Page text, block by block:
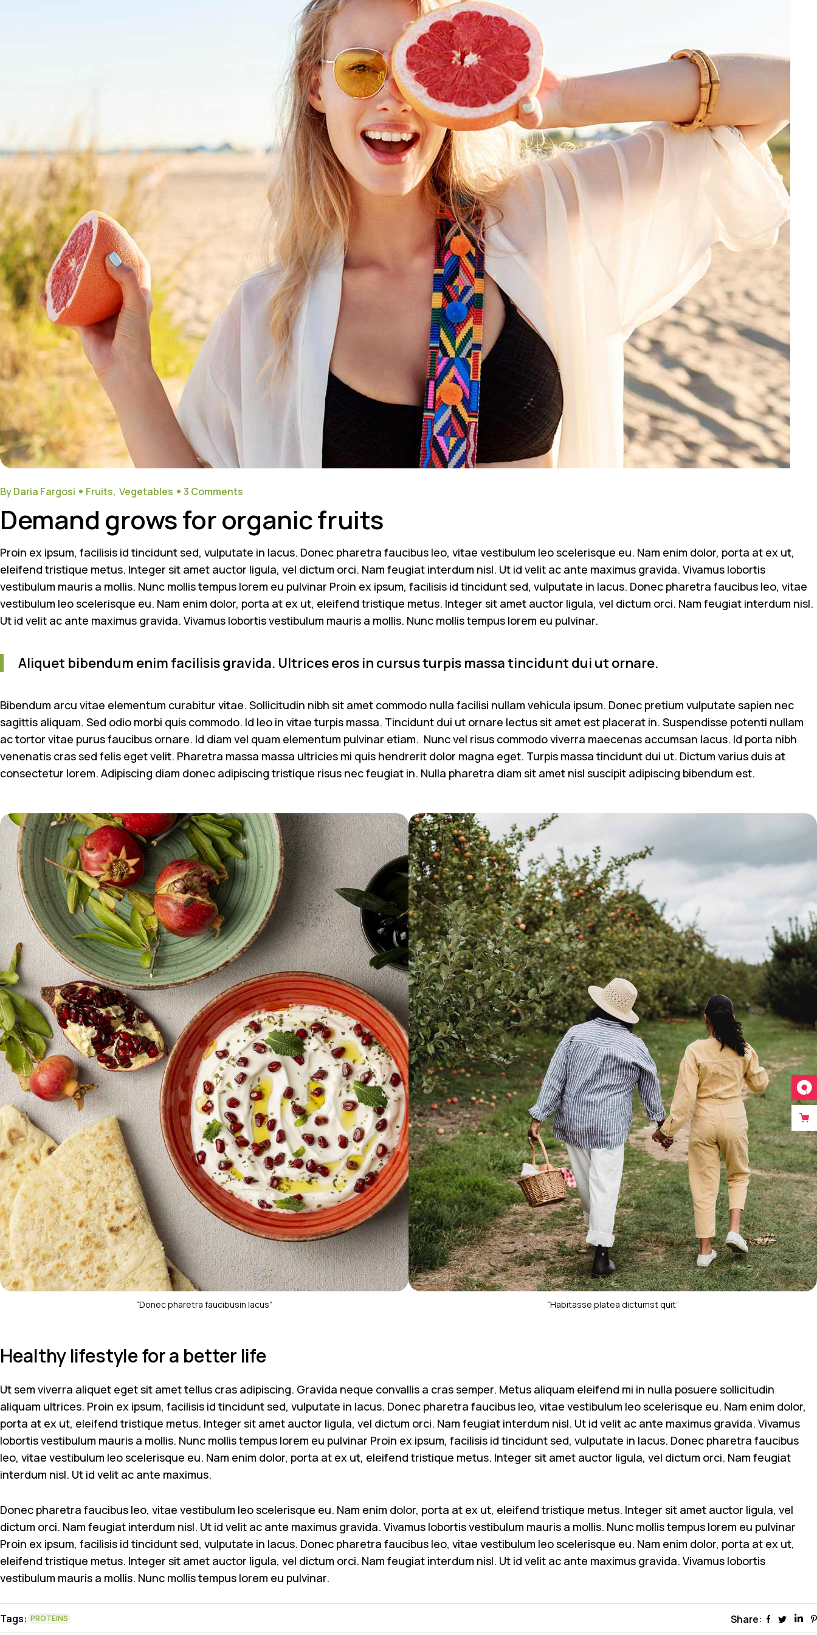
By Daria Fargosi Fruits Vegetables 3 Comments
Demand grows for organic fruits
Proin ex ipsum, facilisis id tincidunt sed, vulputate in lacus. Donec pharetra faucibus leo, vitae vestibulum leo scelerisque eu. Nam enim dolor, porta at ex ut,
eleifend tristique metus. Integer sit amet auctor ligula, vel dictum orci. Nam feugiat interdum nisl. Ut id velit ac ante maximus gravida. Vivamus lobortis
vestibulum mauris a mollis. Nunc mollis tempus lorem eu pulvinar Proin ex ipsum, facilisis id tincidunt sed, vulputate in lacus. Donec pharetra faucibus leo, vitae
vestibulum leo scelerisque eu. Nam enim dolor, porta at ex ut, eleifend tristique metus. Integer sit amet auctor ligula, vel dictum orci. Nam feugiat interdum nisl.
Ut id velit ac ante maximus gravida. Vivamus lobortis vestibulum mauris a mollis. Nunc mollis tempus lorem eu pulvinar.
Aliquet bibendum enim facilisis gravida. Ultrices eros in cursus turpis massa tincidunt dui ut ornare.
Bibendum arcu vitae elementum curabitur vitae. Sollicitudin nibh sit amet commodo nulla facilisi nullam vehicula ipsum. Donec pretium vulputate sapien nec
sagittis aliquam. Sed odio morbi quis commodo. Id leo in vitae turpis massa. Tincidunt dui ut ornare lectus sit amet est placerat in. Suspendisse potenti nullam
ac tortor vitae purus faucibus ornare. Id diam vel quam elementum pulvinar etiam. Nunc vel risus commodo viverra maecenas accumsan lacus. Id porta nibh
venenatis cras sed felis eget velit. Pharetra massa massa ultricies mi quis hendrerit dolor magna eget. Turpis massa tincidunt dui ut. Dictum varius duis at
consectetur lorem. Adipiscing diam donec adipiscing tristique risus nec feugiat in. Nulla pharetra diam sit amet nisl suscipit adipiscing bibendum est.
“Donec pharetra faucibusin lacus” “Habitasse platea dictumst quit”
Healthy lifestyle for a better life
Ut sem viverra aliquet eget sit amet tellus cras adipiscing. Gravida neque convallis a cras semper. Metus aliquam eleifend mi in nulla posuere sollicitudin
aliquam ultrices. Proin ex ipsum, facilisis id tincidunt sed, vulputate in lacus. Donec pharetra faucibus leo, vitae vestibulum leo scelerisque eu. Nam enim dolor,
porta at ex ut, eleifend tristique metus. Integer sit amet auctor ligula, vel dictum orci. Nam feugiat interdum nisl. Ut id velit ac ante maximus gravida. Vivamus
lobortis vestibulum mauris a mollis. Nunc mollis tempus lorem eu pulvinar Proin ex ipsum, facilisis id tincidunt sed, vulputate in lacus. Donec pharetra faucibus
leo, vitae vestibulum leo scelerisque eu. Nam enim dolor, porta at ex ut, eleifend tristique metus. Integer sit amet auctor ligula, vel dictum orci. Nam feugiat
interdum nisl. Ut id velit ac ante maximus.
Donec pharetra faucibus leo, vitae vestibulum leo scelerisque eu. Nam enim dolor, porta at ex ut, eleifend tristique metus. Integer sit amet auctor ligula, vel
dictum orci. Nam feugiat interdum nisl. Ut id velit ac ante maximus gravida. Vivamus lobortis vestibulum mauris a mollis. Nunc mollis tempus lorem eu pulvinar
Proin ex ipsum, facilisis id tincidunt sed, vulputate in lacus. Donec pharetra faucibus leo, vitae vestibulum leo scelerisque eu. Nam enim dolor, porta at ex ut,
eleifend tristique metus. Integer sit amet auctor ligula, vel dictum orci. Nam feugiat interdum nisl. Ut id velit ac ante maximus gravida. Vivamus lobortis
vestibulum mauris a mollis. Nunc mollis tempus lorem eu pulvinar.
Tags: PROTEINS Share: